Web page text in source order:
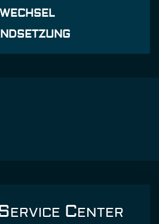
ERVICE CENTER